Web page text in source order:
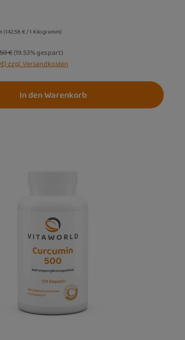
(142,58 € / 1 Kilogramm)
Preis:
€(19.53% gespart)
zzgl. Versandkosten
In den Warenkorb